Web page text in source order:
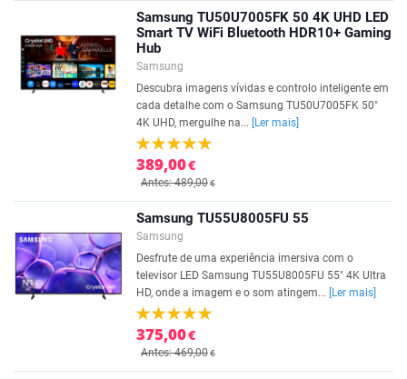
Samsung TU50U7005FK 50 4K UHD LED
Smart TV WiFi Bluetooth HDR10+ Gaming
Hub
Samsung
Descubra imagens vívidas e controlo inteligente em
cada detalhe com o Samsung TU50U7005FK 50"
4K UHD, mergulhe na...
[Ler mais]
389,00€
Antes: 489,00€
Samsung TU55U8005FU 55
Samsung
Desfrute de uma experiência imersiva com o
televisor LED Samsung TU55U8005FU 55" 4K Ultra
HD, onde a imagem e o som atingem...
[Ler mais]
375,00€
Antes: 469,00€